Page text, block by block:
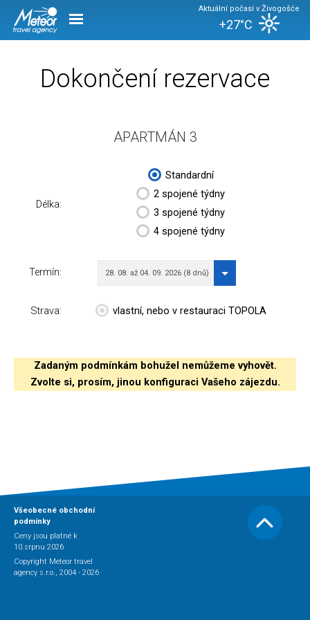
Aktuální počasí v Živogošće
+27°C
Dokončení rezervace
APARTMÁN 3
Délka:
Standardní
2 spojené týdny
3 spojené týdny
4 spojené týdny
Termín: 28. 08. až 04. 09. 2026 (8 dnů)
Strava: vlastní, nebo v restauraci TOPOLA
Zadaným podmínkám bohužel nemůžeme vyhovět.
Zvolte si, prosím, jinou konfiguraci Vašeho zájezdu.
Všeobecné obchodní
podmínky
Ceny jsou platné k
10.srpnu 2026
Copyright Meteor travel
agency s.r.o., 2004 - 2026